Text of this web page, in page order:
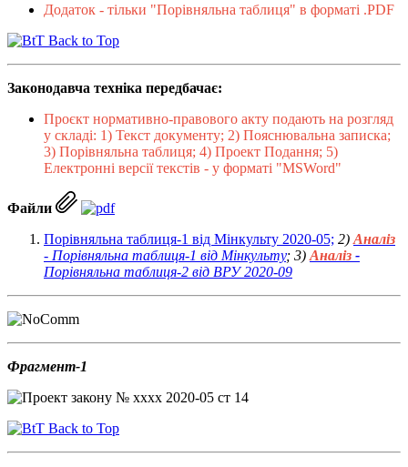
Додаток - тільки "Порівняльна таблиця" в форматі .PDF
Back to Top
Законодавча техніка передбачає:
Проєкт нормативно-правового акту подають на розгляд
у складі: 1) Текст документу; 2) Пояснювальна записка;
3) Порівняльна таблиця; 4) Проект Подання; 5)
Електронні версії текстів - у форматі "MSWord"
Файли
Порівняльна таблиця-1 від Мінкульту 2020-05; 2) Аналіз
- Порівняльна таблиця-1 від Мінкульту; 3) Аналіз -
Порівняльна таблиця-2 від ВРУ 2020-09
Фрагмент-1
Back to Top